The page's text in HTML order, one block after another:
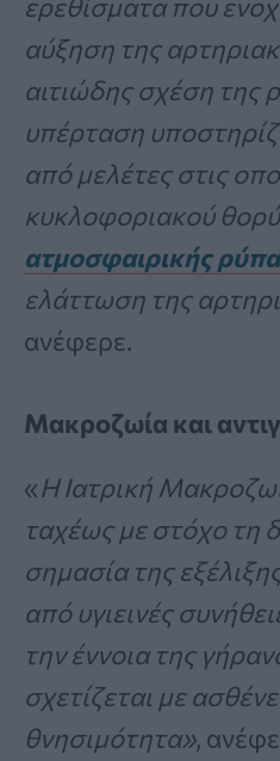
αύξηση της
αιτιώδης σχέση της
υπέρταση
από μελέτες στις
κυκλοφοριακού
ατμοσφαιρικής
ελάττωση της
ανέφερε.
Μακροζωία και
«H Iατρική
ταχέως με στόχο τη
σημασία της
από υγιεινές
την έννοια της
σχετίζεται με
θνησιμότητα»,